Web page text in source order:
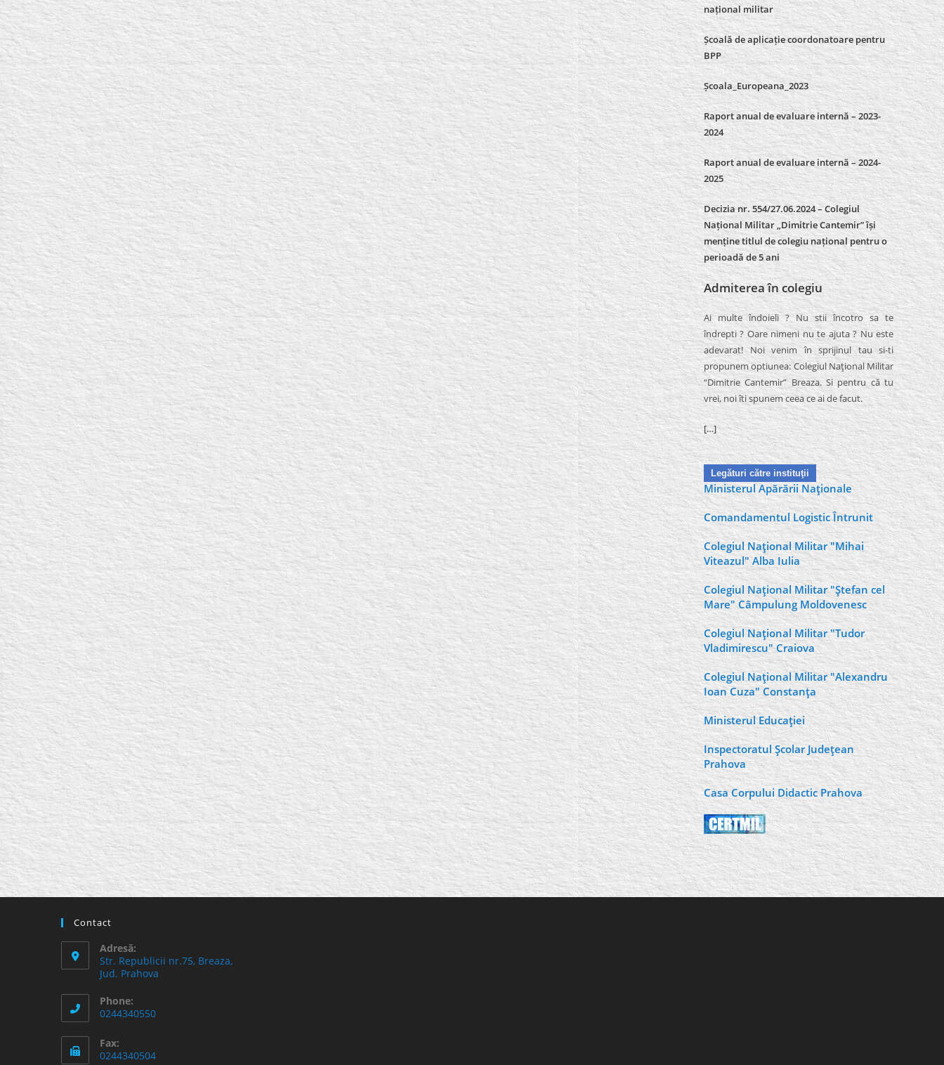
național militar
Școală de aplicație coordonatoare pentru
BPP
Școala_Europeana_2023
Raport anual de evaluare internă – 2023-
2024
Raport anual de evaluare internă –2024-
2025
Decizia nr. 554/27.06.2024 – Colegiul
Național Militar „Dimitrie Cantemir” își
menține titlul de colegiu național pentru o
perioadă de 5 ani
Admiterea în colegiu
Ai multe îndoieli ? Nu stii încotro sa te
îndrepti ? Oare nimeni nu te ajuta ? Nu este
adevarat! Noi venim în sprijinul tau si-ti
propunem optiunea: Colegiul Naţional Militar
“Dimitrie Cantemir” Breaza. Si pentru că tu
vrei, noi îti spunem ceea ce ai de facut.
[…]
Legături către instituţii
Ministerul Apărării Naţionale
Comandamentul Logistic Întrunit
Colegiul Naţional Militar "Mihai
Viteazul" Alba Iulia
Colegiul Naţional Militar "Ştefan cel
Mare" Câmpulung Moldovenesc
Colegiul Naţional Militar "Tudor
Vladimirescu" Craiova
Colegiul Naţional Militar "Alexandru
Ioan Cuza" Constanţa
Ministerul Educaţiei
Inspectoratul Şcolar Judeţean
Prahova
Casa Corpului Didactic Prahova
Contact
Adresă:
Str. Republicii nr.75, Breaza,
Jud. Prahova
Phone:
0244340550
Fax:
0244340504